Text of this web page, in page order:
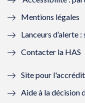
t
r
e
)
Mentions légales
Lanceurs d’alerte
Contacter la HAS
Site pour
Aide à la décision